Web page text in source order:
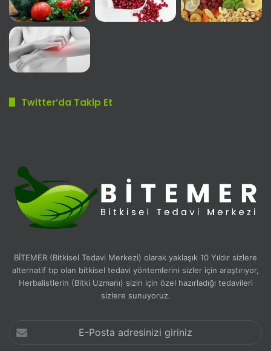
Twitter’da Takip Et
BİTEMER (Bitkisel Tedavi Merkezi) olarak yaklaşık 10 Yıldır sizlere
alternatif tıp olan bitkisel tedavi yöntemlerini sizler için araştırıyor,
Herbalistlerin (Bitki Uzmanı) sizin için özel hazırladığı tedavileri
sizlere sunuyoruz.
Posta